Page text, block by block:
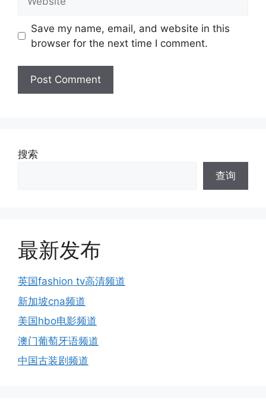
Save my name, email, and website in this
browser for the next time I comment.
搜索
查询
最新发布
英国fashion tv高清频道
新加坡cna频道
美国hbo电影频道
澳门葡萄牙语频道
中国古装剧频道